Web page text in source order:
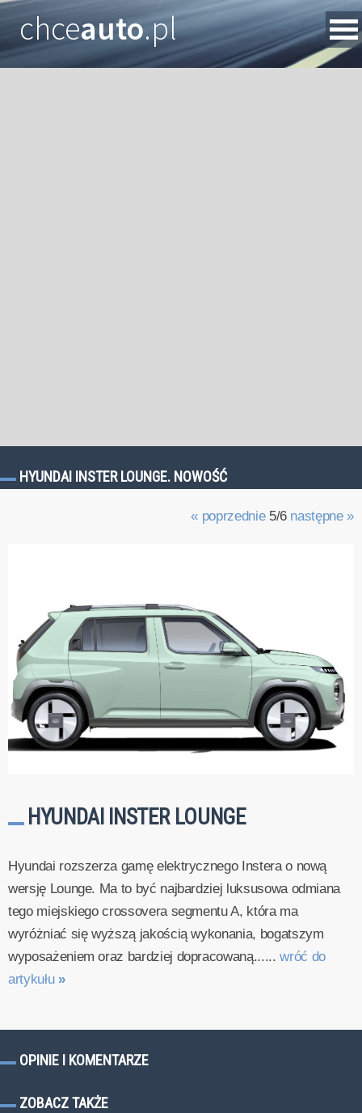
chceauto.pl
HYUNDAI INSTER LOUNGE. NOWOŚĆ
« poprzednie5/6 następne »
HYUNDAI INSTER LOUNGE
Hyundai rozszerza gamę elektrycznego Instera o nową
wersję Lounge. Ma to być najbardziej luksusowa odmiana
tego miejskiego crossovera segmentu A, która ma
wyróżniać się wyższą jakością wykonania, bogatszym
wyposażeniem oraz bardziej dopracowaną......wróć do
artykułu »
OPINIE I KOMENTARZE
ZOBACZ TAKŻE